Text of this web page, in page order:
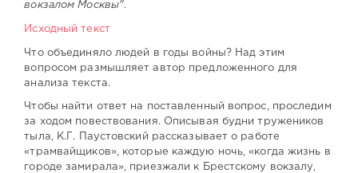
вокзалом Москвы".
Исходный текст
Что объединяло людей в годы войны? Над этим
вопросом размышляет автор предложенного для
анализа текста.
Чтобы найти ответ на поставленный вопрос, проследим
за ходом повествования. Описывая будни тружеников
тыла, К.Г. Паустовский рассказывает о работе
«трамвайщиков», которые каждую ночь, «когда жизнь в
городе замирала», приезжали к Брестскому вокзалу,